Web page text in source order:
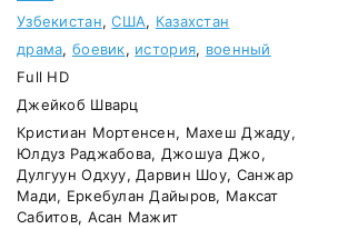
Узбекистан,США, Казахстан
драма, боевик, история, военный
Full HD
Джейкоб Шварц
Кристиан Мортенсен, Махеш Джаду,
Юлдуз Раджабова, Джошуа Джо,
Дулгуун Одхуу, Дарвин Шоу, Санжар
Мади, Еркебулан Дайыров, Максат
Сабитов, Асан Мажит